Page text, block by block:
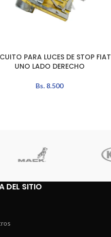
PARA LUCES DE STOP FIAT
UNO LADO DERECHO
Bs. 8.500
DEL SITIO